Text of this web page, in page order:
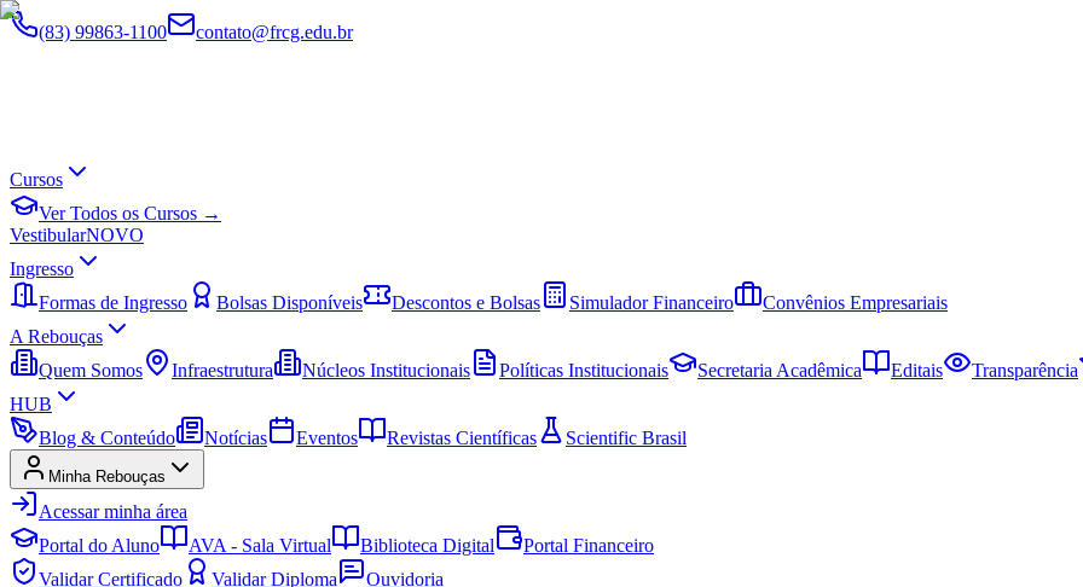
(83) 99863-1100 contato@frcg.edu.br
Cursos
Ver Todos os Cursos →
VestibularNOVO
Ingresso
Formas de Ingresso
Bolsas Disponíveis Descontos e Bolsas Simulador Financeiro
Convênios Empresariais
A Rebouças
Quem Somos
Infraestrutura Núcleos Institucionais Políticas Institucionais Secretaria Acadêmica Editais
Transparência
HUB
Blog & Conteúdo
Notícias Eventos Revistas Científicas Scientific Brasil
Minha Rebouças
Acessar minha área
Portal do Aluno
AVA - Sala Virtual Biblioteca Digital
Portal Financeiro
Validar Certificado
Validar Diploma
Ouvidoria